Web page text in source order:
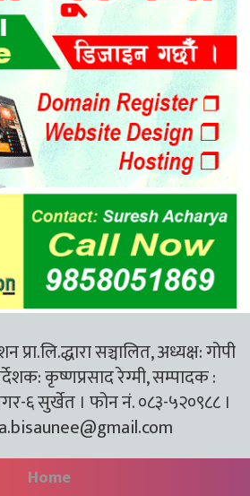
सञ्चालित, अध्यक्ष: गोपी
कृष्णप्रसाद रेग्मी, सम्पादक :
६ सुर्खेत । फोन नं. ०८३-५२०९८८ ।
Home